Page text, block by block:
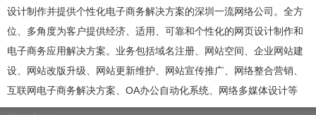
设计制作并提供个性化电子商务解决方案的深圳一流网络公司。全方
位、多角度为客户提供经济、适用、可靠和个性化的网页设计制作和
电子商务应用解决方案。业务包括域名注册、网站空间、企业网站建
设、网站改版升级、网站更新维护、网站宣传推广、网络整合营销、
互联网电子商务解决方案、OA办公自动化系统、网络多媒体设计等